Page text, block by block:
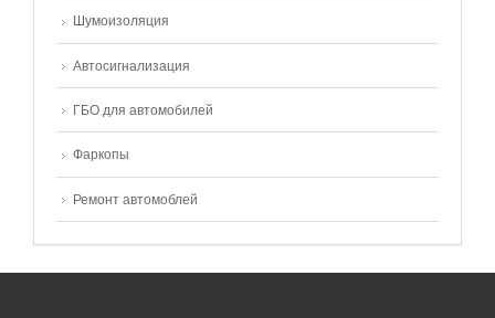
Шумоизоляция
Автосигнализация
ГБО для автомобилей
Фаркопы
Ремонт автомоблей